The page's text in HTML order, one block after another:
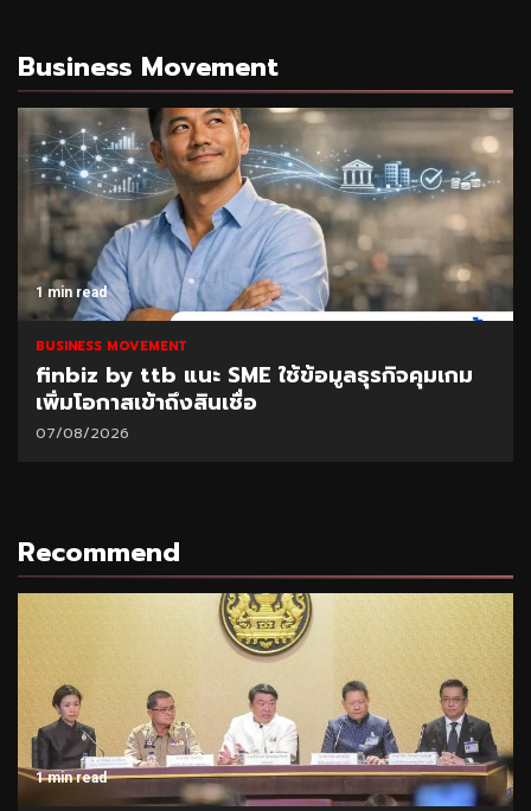
Business Movement
1 min read
BUSINESS MOVEMENT
finbiz by ttb แนะ SME ใช้ข้อมูลธุรกิจคุมเกม
เพิ่มโอกาสเข้าถึงสินเชื่อ
07/08/2026
Recommend
1 min read